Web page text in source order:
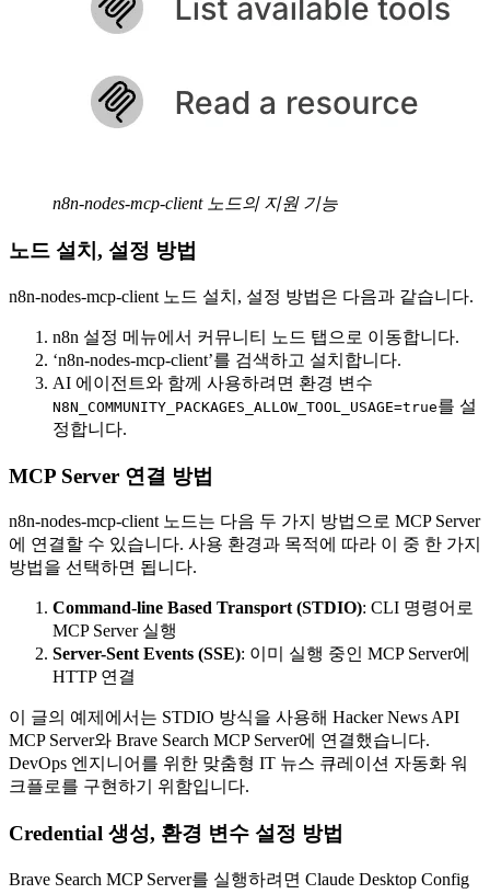
n8n-nodes-mcp-client 노드의 지원 기능
노드 설치, 설정 방법
n8n-nodes-mcp-client 노드 설치, 설정 방법은 다음과 같습니다.
n8n 설정 메뉴에서 커뮤니티 노드 탭으로 이동합니다.
‘n8n-nodes-mcp-client’를 검색하고 설치합니다.
AI 에이전트와 함께 사용하려면 환경 변수
N8N_COMMUNITY_PACKAGES_ALLOW_TOOL_USAGE=true를 설
정합니다.
MCP Server 연결 방법
n8n-nodes-mcp-client 노드는 다음 두 가지 방법으로 MCP Server
에 연결할 수 있습니다. 사용 환경과 목적에 따라 이 중 한 가지
방법을 선택하면 됩니다.
Command-line Based Transport (STDIO): CLI 명령어로
MCP Server 실행
Server-Sent Events (SSE): 이미 실행 중인 MCP Server에
HTTP 연결
이 글의 예제에서는 STDIO 방식을 사용해 Hacker News API
MCP Server와 Brave Search MCP Server에 연결했습니다.
DevOps 엔지니어를 위한 맞춤형 IT 뉴스 큐레이션 자동화 워
크플로를 구현하기 위함입니다.
Credential 생성, 환경 변수 설정 방법
Brave Search MCP Server를 실행하려면 Claude Desktop Config